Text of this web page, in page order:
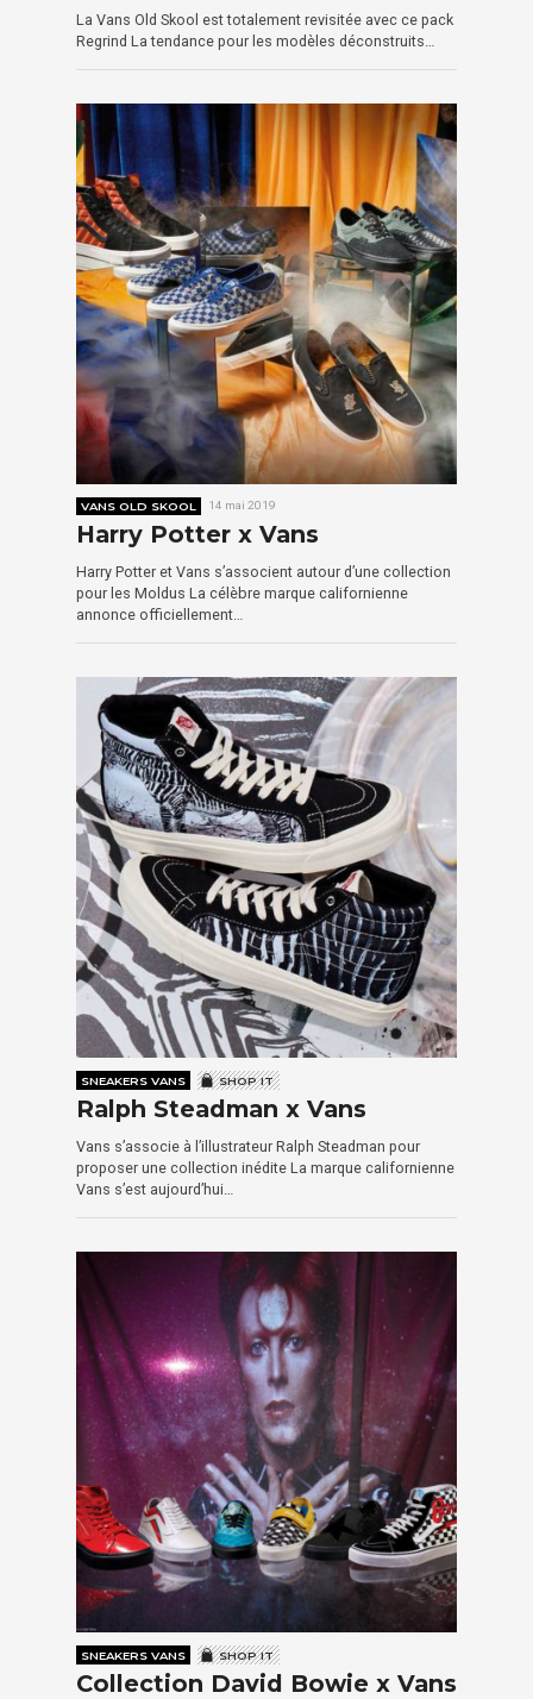
La Vans Old Skool est totalement revisitée avec ce pack
Regrind La tendance pour les modèles déconstruits…
VANS OLD SKOOL 14 mai 2019
Harry Potter x Vans
Harry Potter et Vans s’associent autour d’une collection
pour les Moldus La célèbre marque californienne
annonce officiellement…
SNEAKERS VANS SHOP IT
Ralph Steadman x Vans
Vans s’associe à l’illustrateur Ralph Steadman pour
proposer une collection inédite La marque californienne
Vans s’est aujourd’hui…
SNEAKERS VANS SHOP IT
Collection David Bowie x Vans